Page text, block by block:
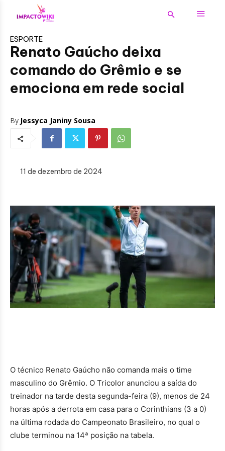
ESPORTE
Renato Gaúcho deixa
comando do Grêmio e se
emociona em rede social
By Jessyca Janiny Sousa
11 de dezembro de 2024
O técnico Renato Gaúcho não comanda mais o time
masculino do Grêmio. O Tricolor anunciou a saída do
treinador na tarde desta segunda-feira (9), menos de 24
horas após a derrota em casa para o Corinthians (3 a 0)
na última rodada do Campeonato Brasileiro, no qual o
clube terminou na 14ª posição na tabela.